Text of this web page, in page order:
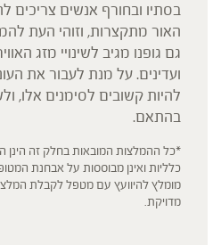
בסתיו ובחורף אנשים צריכים
האור מתקצרות, וזוהי העת
גם גופנו מגיב לשינויי מזג
ועדינים. על מנת לעבור את
להיות קשובים לסימנים אלו,
בהתאם.
*כל ההמלצות המובאות בחלק זה הינן
כלליות ואינן מבוססות על אבחנת
מומלץ להיוועץ עם מטפל לקבלת
מדויקת.